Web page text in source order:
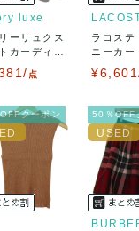
な方や完璧な商
。
が、何かござい
よりご連絡お願
をもって対応致
などお答えでき
luxe
ーリュクス
カーディガ
点
ラコステ
ニーカ
クーポン 50％OFF